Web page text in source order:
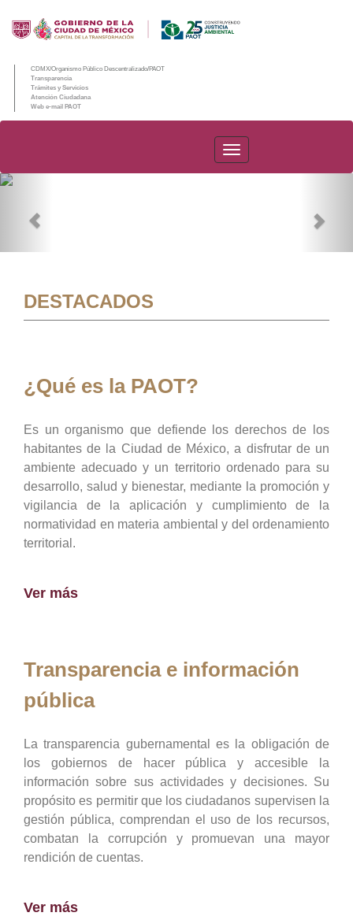
CDMX/Organismo Público Descentralizado/PAOT
Transparencia
Trámites y Servicios
Atención Ciudadana
Web e-mail PAOT
PAOT
DESTACADOS
¿Qué es la PAOT?
Es un organismo que defiende los derechos de los
habitantes de la Ciudad de México, a disfrutar de un
ambiente adecuado y un territorio ordenado para su
desarrollo, salud y bienestar, mediante la promoción y
vigilancia de la aplicación y cumplimiento de la
normatividad en materia ambiental y del ordenamiento
territorial.
Ver más
Transparencia e información
pública
La transparencia gubernamental es la obligación de
los gobiernos de hacer pública y accesible la
información sobre sus actividades y decisiones. Su
propósito es permitir que los ciudadanos supervisen la
gestión pública, comprendan el uso de los recursos,
combatan la corrupción y promuevan una mayor
rendición de cuentas.
Ver más